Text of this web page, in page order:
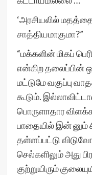
‘அரசியலில்
சாத்தியமாகுமா?”
“மக்களின் மிகப்
என்கிற தலைப்பின்
மட்டுமே வகுப்பு
கூடும்.
பொருளாதார
பாதையில் இன் னும்
தள்ளப்பட்டு
செல்களிலும் அது
குற்றுயிரும்